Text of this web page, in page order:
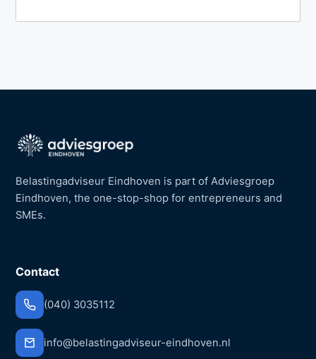
Belastingadviseur Eindhoven is part of Adviesgroep
Eindhoven, the one-stop-shop for entrepreneurs and
SMEs.
Contact
(040) 3035112
info@belastingadviseur-eindhoven.nl